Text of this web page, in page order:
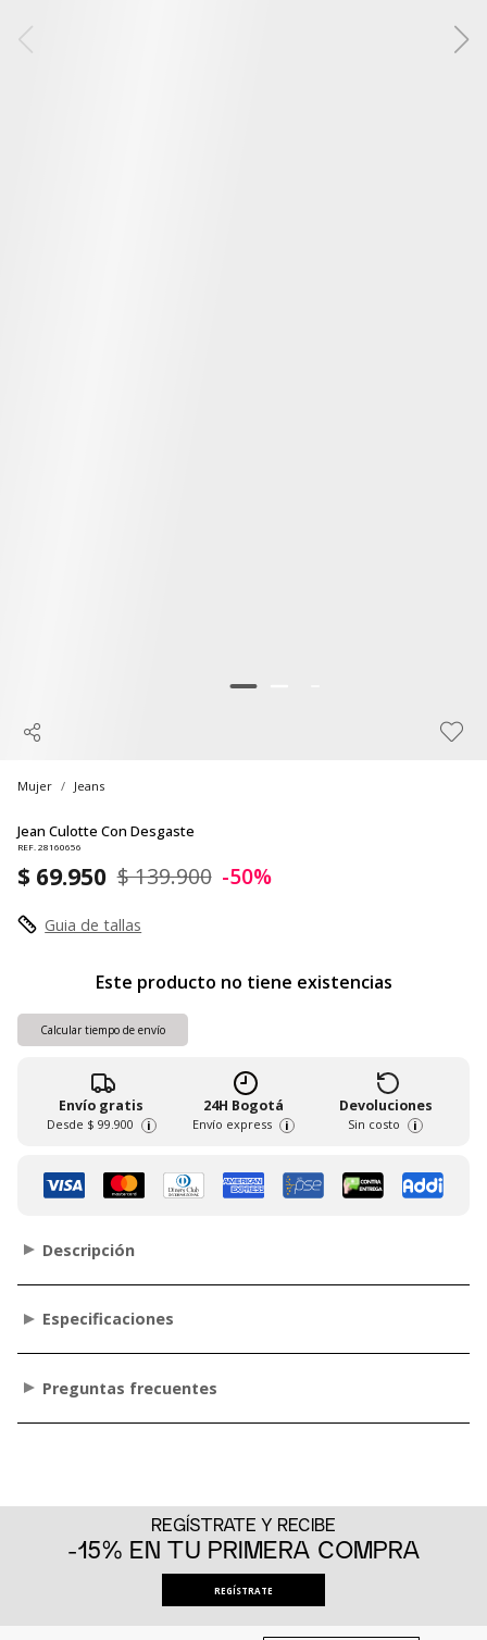
Mujer Jeans
Jean Culotte Con Desgaste
REF. 28160656
$ 69.950 $ 139.900 -50%
Guia de tallas
Este producto no tiene existencias
Calcular tiempo de envío
Envío gratis
Desde $ 99.900 i
24H Bogotá
Envío express i
Devoluciones
Sin costo i
Descripción
Especificaciones
Preguntas frecuentes
REGÍSTRATE Y RECIBE
-15% EN TU PRIMERA COMPRA
REGÍSTRATE